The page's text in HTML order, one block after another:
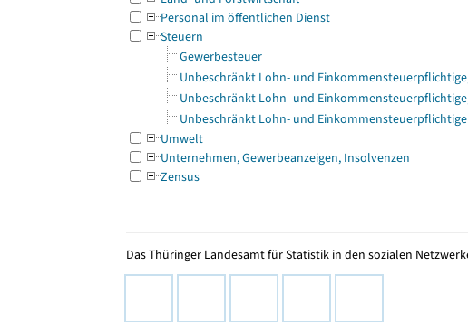
Personal im öffentlichen Dienst
Steuern
Gewerbesteuer
Unbeschränkt Lohn- und
Unbeschränkt Lohn- und
Unbeschränkt Lohn- und
Umwelt
Unternehmen, Gewerbeanzeigen, Insolvenzen
Zensus
Das Thüringer Landesamt für Statistik in den sozialen